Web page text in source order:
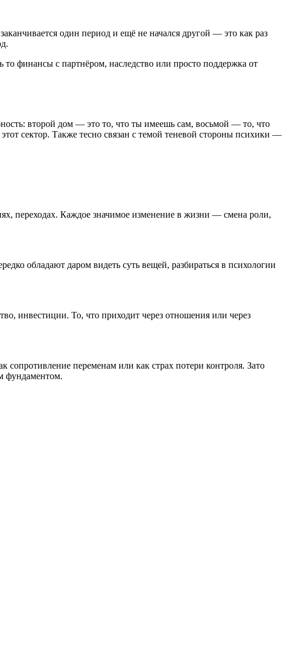
один период и ещё не начался другой — это как раз
финансы с партнёром, наследство или просто поддержка от
второй дом — это то, что ты имеешь сам, восьмой — то, что
сектор. Также тесно связан с темой теневой стороны психики —
переходах. Каждое значимое изменение в жизни — смена роли,
обладают даром видеть суть вещей, разбираться в психологии
инвестиции. То, что приходит через отношения или через
сопротивление переменам или как страх потери контроля. Зато
фундаментом.